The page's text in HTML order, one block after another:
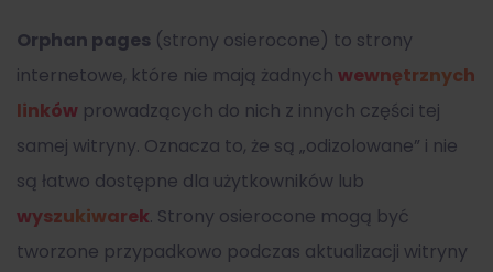
Orphan pages (strony osierocone) to strony
internetowe, które nie mają żadnych wewnętrznych
linków prowadzących do nich z innych części tej
samej witryny. Oznacza to, że są „odizolowane” i nie
są łatwo dostępne dla użytkowników lub
wyszukiwarek. Strony osierocone mogą być
tworzone przypadkowo podczas aktualizacji witryny